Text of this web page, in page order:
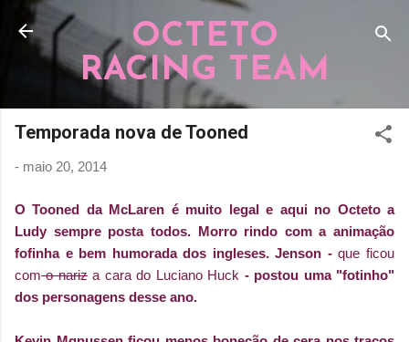
Pular para o conteúdo principal
OCTETO
RACING TEAM
Temporada nova de Tooned
- maio 20, 2014
O Tooned da McLaren é muito legal e aqui no Octeto a
Ludy sempre posta todos. Morro rindo com a animação
fofinha e bem humorada dos ingleses. Jenson -que ficou
como nariza cara do Luciano Huck - postou uma "fotinho"
dos personagens desse ano.